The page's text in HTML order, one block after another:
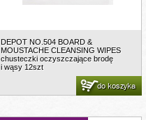
DEPOT NO.504 BOARD &
MOUSTACHE CLEANSING WIPES
chusteczki oczyszczające brodę
i wąsy 12szt
do koszyka